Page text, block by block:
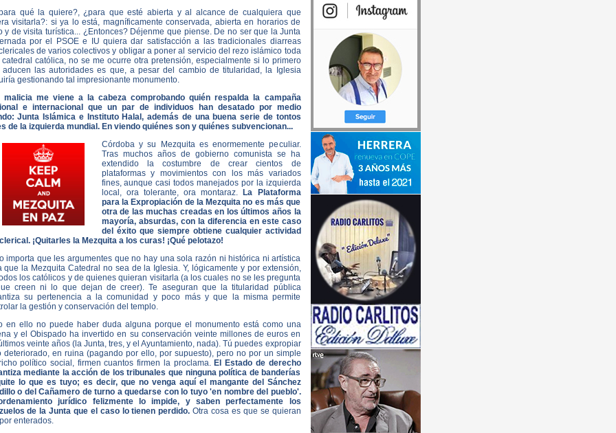
qué la quiere?, ¿para que esté abierta y al alcance de cualquiera que
visitarla?: si ya lo está, magníficamente conservada, abierta en horarios de
y de visita turística... ¿Entonces? Déjenme que piense. De no ser que la Junta
por el PSOE e IU quiera dar satisfacción a las tradicionales diarreas
de varios colectivos y obligar a poner al servicio del rezo islámico toda
católica, no se me ocurre otra pretensión, especialmente si lo primero
aducen las autoridades es que, a pesar del cambio de titularidad, la Iglesia
gestionando tal impresionante monumento.
malicia me viene a la cabeza comprobando quién respalda la campaña
e internacional que un par de individuos han desatado por medio
Junta Islámica e Instituto Halal, además de una buena serie de tontos
de la izquierda mundial. En viendo quiénes son y quiénes subvencionan...
Córdoba y su Mezquita es enormemente peculiar.
Tras muchos años de gobierno comunista se ha
extendido la costumbre de crear cientos de
plataformas y movimientos con los más variados
fines, aunque casi todos manejados por la izquierda
local, ora tolerante, ora montaraz.
La Plataforma
para la Expropiación de la Mezquita no es más que
otra de las muchas creadas en los últimos años la
mayoría, absurdas, con la diferencia en este caso
del éxito que siempre obtiene cualquier actividad
¡Quitarles la Mezquita a los curas! ¡Qué pelotazo!
importa que les argumentes que no hay una sola razón ni histórica ni artística
que la Mezquita Catedral no sea de la Iglesia. Y, lógicamente y por extensión,
los católicos y de quienes quieran visitarla (a los cuales no se les pregunta
creen ni lo que dejan de creer). Te aseguran que la titularidad pública
su pertenencia a la comunidad y poco más y que la misma permite
la gestión y conservación del templo.
en ello no puede haber duda alguna porque el monumento está como una
y el Obispado ha invertido en su conservación veinte millones de euros en
veinte años (la Junta, tres, y el Ayuntamiento, nada). Tú puedes expropiar
deteriorado, en ruina (pagando por ello, por supuesto), pero no por un simple
político social, firmen cuantos firmen la proclama. El Estado de derecho
mediante la acción de los tribunales que ninguna política de banderías
lo que es tuyo; es decir, que no venga aquí el mangante del Sánchez
o del Cañamero de turno a quedarse con lo tuyo 'en nombre del pueblo'.
jurídico felizmente lo impide, y saben perfectamente los
de la Junta que el caso lo tienen perdido.Otra cosa es que se quieran
enterados.